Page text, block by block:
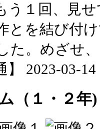
う１回、見
とを結び付
た。めざせ
】 2023-03-
（１・２年